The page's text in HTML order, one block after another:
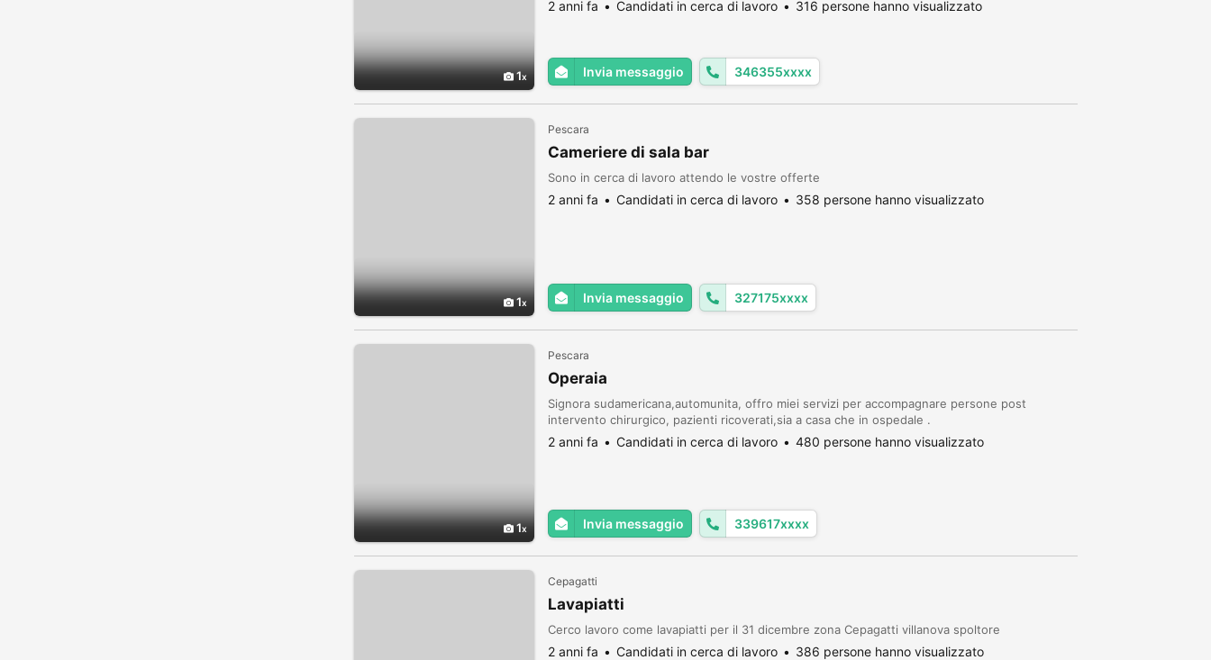
1
2 anni fa Candidati in cerca di lavoro 316 persone hanno visualizzato
Invia messaggio 346355xxxx
1
Pescara
Cameriere di sala bar
Sono in cerca di lavoro attendo le vostre offerte
2 anni fa Candidati in cerca di lavoro 358 persone hanno visualizzato
Invia messaggio 327175xxxx
1
Pescara
Operaia
Signora sudamericana,automunita, offro miei servizi per accompagnare persone post
intervento chirurgico, pazienti ricoverati,sia a casa che in ospedale .
2 anni fa Candidati in cerca di lavoro 480 persone hanno visualizzato
Invia messaggio 339617xxxx
Cepagatti
Lavapiatti
Cerco lavoro come lavapiatti per il 31 dicembre zona Cepagatti villanova spoltore
2 anni fa Candidati in cerca di lavoro 386 persone hanno visualizzato